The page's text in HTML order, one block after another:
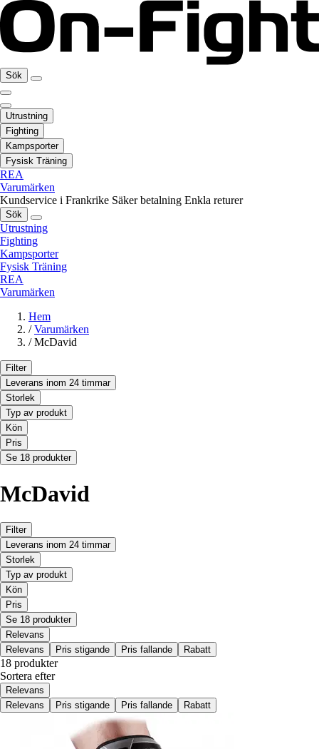
Sök
Utrustning
Fighting
Kampsporter
Fysisk Träning
REA
Varumärken
Kundservice i Frankrike Säker betalning Enkla returer
Sök
Utrustning
Fighting
Kampsporter
Fysisk Träning
REA
Varumärken
Hem
/ Varumärken
/ McDavid
Filter
Leverans inom 24 timmar
Storlek
Typ av produkt
Kön
Pris
Se 18 produkter
McDavid
Filter
Leverans inom 24 timmar
Storlek
Typ av produkt
Kön
Pris
Se 18 produkter
Relevans
Relevans
Pris stigande Pris fallande Rabatt
18 produkter
Sortera efter
Relevans
Relevans
Pris stigande Pris fallande Rabatt